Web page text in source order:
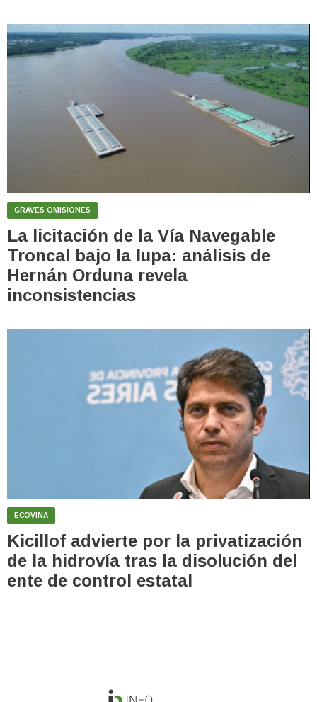
GRAVES OMISIONES
La licitación de la Vía Navegable
Troncal bajo la lupa: análisis de
Hernán Orduna revela
inconsistencias
ECOVINA
Kicillof advierte por la privatización
de la hidrovía tras la disolución del
ente de control estatal